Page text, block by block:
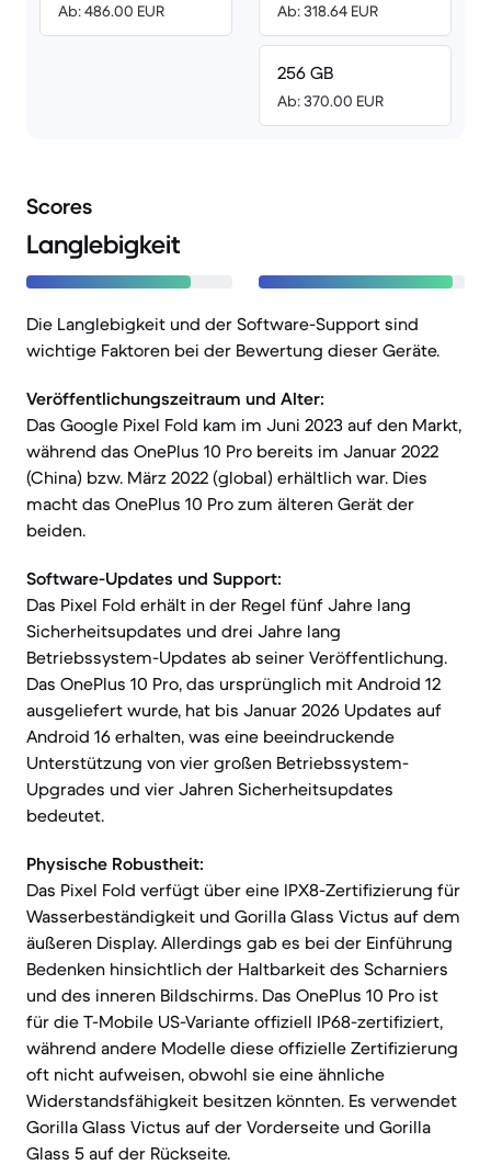
Ab: 486.00 EUR Ab: 318.64 EUR
256 GB
Ab: 370.00 EUR
Scores
Langlebigkeit
Die Langlebigkeit und der Software-Support sind
wichtige Faktoren bei der Bewertung dieser Geräte.
Veröffentlichungszeitraum und Alter:
Das Google Pixel Fold kam im Juni 2023 auf den Markt,
während das OnePlus 10 Pro bereits im Januar 2022
(China) bzw. März 2022 (global) erhältlich war. Dies
macht das OnePlus 10 Pro zum älteren Gerät der
beiden.
Software-Updates und Support:
Das Pixel Fold erhält in der Regel fünf Jahre lang
Sicherheitsupdates und drei Jahre lang
Betriebssystem-Updates ab seiner Veröffentlichung.
Das OnePlus 10 Pro, das ursprünglich mit Android 12
ausgeliefert wurde, hat bis Januar 2026 Updates auf
Android 16 erhalten, was eine beeindruckende
Unterstützung von vier großen Betriebssystem-
Upgrades und vier Jahren Sicherheitsupdates
bedeutet.
Physische Robustheit:
Das Pixel Fold verfügt über eine IPX8-Zertifizierung für
Wasserbeständigkeit und Gorilla Glass Victus auf dem
äußeren Display. Allerdings gab es bei der Einführung
Bedenken hinsichtlich der Haltbarkeit des Scharniers
und des inneren Bildschirms. Das OnePlus 10 Pro ist
für die T-Mobile US-Variante offiziell IP68-zertifiziert,
während andere Modelle diese offizielle Zertifizierung
oft nicht aufweisen, obwohl sie eine ähnliche
Widerstandsfähigkeit besitzen könnten. Es verwendet
Gorilla Glass Victus auf der Vorderseite und Gorilla
Glass 5 auf der Rückseite.